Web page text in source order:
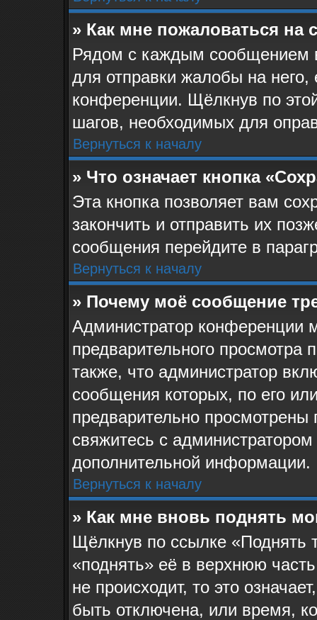
» Как мне пожаловаться на
Рядом с каждым сообщением
для отправки жалобы на
конференции. Щёлкнув по
шагов, необходимых для
Вернуться к началу
» Что означает кнопка
Эта кнопка позволяет вам
закончить и отправить их
сообщения перейдите в
Вернуться к началу
» Почему моё сообщение
Администратор конференции
предварительного
также, что администратор
сообщения которых, по его
предварительно
свяжитесь с
дополнительной информации.
Вернуться к началу
» Как мне вновь поднять
Щёлкнув по ссылке «Поднять
«поднять» её в верхнюю
не происходит, то это
быть отключена, или время,